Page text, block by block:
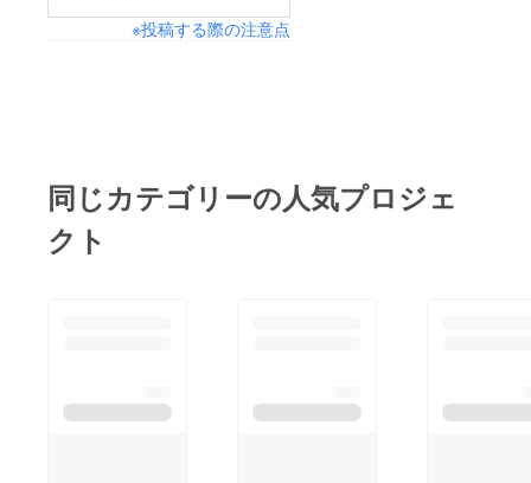
※投稿する際の注意点
同じカテゴリーの人気プロジェ
クト